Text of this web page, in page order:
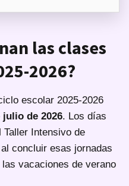
las clases
2026?
escolar 2025-2026
de 2026. Los días
Taller Intensivo de
concluir esas jornadas
vacaciones de verano